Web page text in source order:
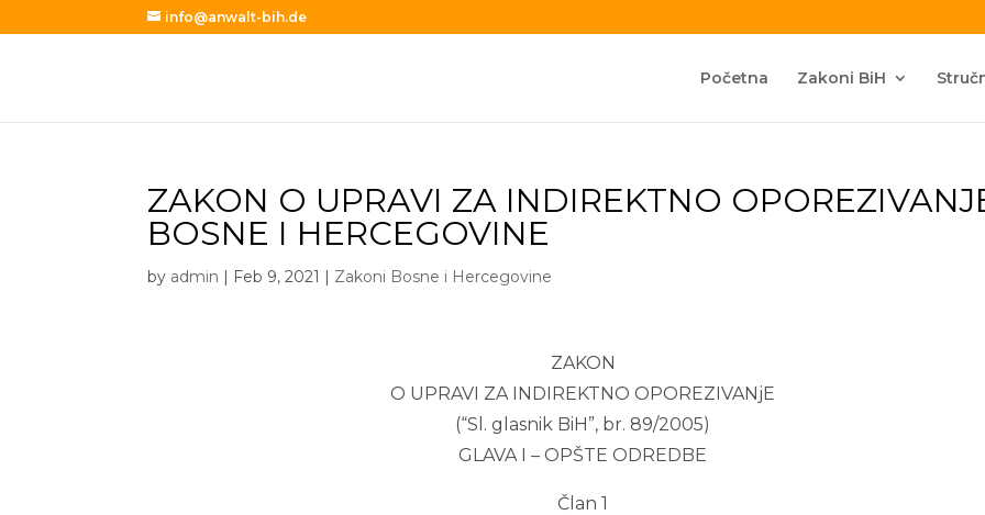
info@anwalt-bih.de
Početna Zakoni BiH
ZAKON O UPRAVI ZA INDIREKTNO
BOSNE I HERCEGOVINE
by admin | Feb 9, 2021 | Zakoni Bosne i Hercegovine
ZAKON
O UPRAVI ZA INDIREKTNO OPOREZIVANjE
(“Sl. glasnik BiH”, br. 89/2005)
GLAVA I – OPŠTE ODREDBE
Član 1